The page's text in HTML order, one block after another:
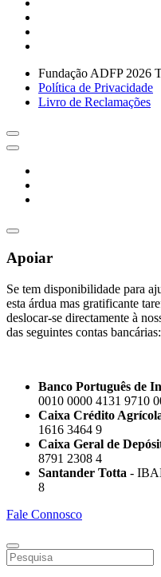
Fundação ADFP 2026
Política de Privacidade
Livro de Reclamações
Apoiar
Se tem disponibilidade para
esta árdua mas gratificante
deslocar-se directamente à
das seguintes contas bancárias:
Banco Português de
0010 0000 4131 9710
Caixa Crédito
1616 3464 9
Caixa Geral de
8791 2308 4
Santander Totta -
8
Fale Connosco